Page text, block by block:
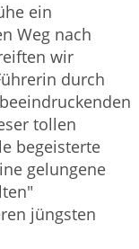
ein
Weg nach
wir
durch
tollen
begeisterte
gelungene
jüngsten